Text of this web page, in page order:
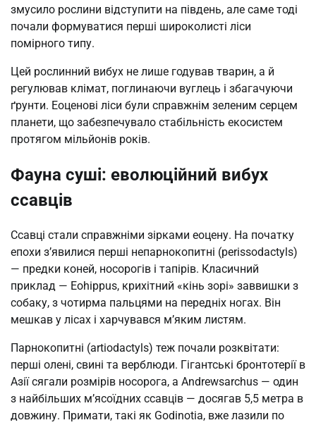
змусило рослини відступити на південь, але саме тоді
почали формуватися перші широколисті ліси
помірного типу.
Цей рослинний вибух не лише годував тварин, а й
регулював клімат, поглинаючи вуглець і збагачуючи
ґрунти. Еоценові ліси були справжнім зеленим серцем
планети, що забезпечувало стабільність екосистем
протягом мільйонів років.
Фауна суші: еволюційний вибух
ссавців
Ссавці стали справжніми зірками еоцену. На початку
епохи з’явилися перші непарнокопитні (perissodactyls)
— предки коней, носорогів і тапірів. Класичний
приклад — Eohippus, крихітний «кінь зорі» заввишки з
собаку, з чотирма пальцями на передніх ногах. Він
мешкав у лісах і харчувався м’яким листям.
Парнокопитні (artiodactyls) теж почали розквітати:
перші олені, свині та верблюди. Гігантські бронтотерії в
Азії сягали розмірів носорога, а Andrewsarchus — один
з найбільших м’ясоїдних ссавців — досягав 5,5 метра в
довжину. Примати, такі як Godinotia, вже лазили по